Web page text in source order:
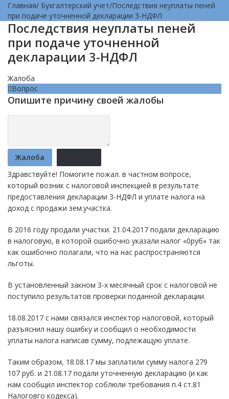
Главная/ Бухгалтерский учет/Последствия неуплаты пеней
при подаче уточненной декларации 3-НДФЛ
Последствия неуплаты пеней
при подаче уточненной
декларации 3-НДФЛ
Жалоба
Вопрос
Опишите причину своей жалобы
Жалоба
Здравствуйте! Помогите пожал. в частном вопросе,
который возник с налоговой инспекцией в результате
предоставления декларации 3-НДФЛ и уплате налога на
доход с продажи зем.участка.
В 2016 году продали участки. 21.04.2017 подали декларацию
в налоговую, в которой ошибочно указали налог «0руб» так
как ошибочно полагали, что на нас распространяются
льготы.
В установленный закном 3-х месячный срок с налоговой не
поступило результатов проверки поданной декларации.
18.08.2017 с нами связался инспектор налоговой, который
разъяснил нашу ошибку и сообщил о необходимости
уплаты налога написав сумму, подлежащую уплате.
Таким образом, 18.08.17 мы заплатили сумму налога 279
107 руб. и 21.08.17 подали уточненную декларацию (и как
нам сообщил инспектор соблюли требования п.4 ст.81
Налоговго кодекса).